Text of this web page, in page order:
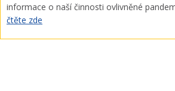
informace o naší činnosti ovlivněné
čtěte zde